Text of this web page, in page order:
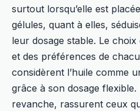
surtout lorsqu’elle est
gélules, quant à elles,
leur dosage stable. Le
et des préférences de
considèrent l’huile comme
grâce à son dosage flexible.
revanche, rassurent ceux